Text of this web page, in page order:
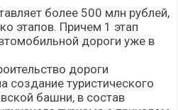
более 500 млн рублей,
этапов. Причем 1 этап
дороги уже в
дороги
создание туристического
башни, в состав